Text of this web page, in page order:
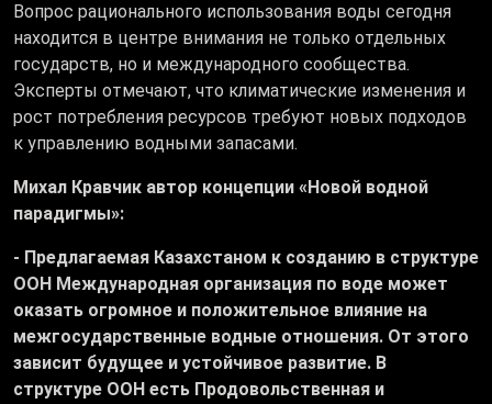
Вопрос рационального использования воды сегодня
находится в центре внимания не только отдельных
государств, но и международного сообщества.
Эксперты отмечают, что климатические изменения и
рост потребления ресурсов требуют новых подходов
к управлению водными запасами.
Михал Кравчик автор концепции «Новой водной
парадигмы»:
- Предлагаемая Казахстаном к созданию в структуре
ООН Международная организация по воде может
оказать огромное и положительное влияние на
межгосударственные водные отношения. От этого
зависит будущее и устойчивое развитие. В
структуре ООН есть Продовольственная и